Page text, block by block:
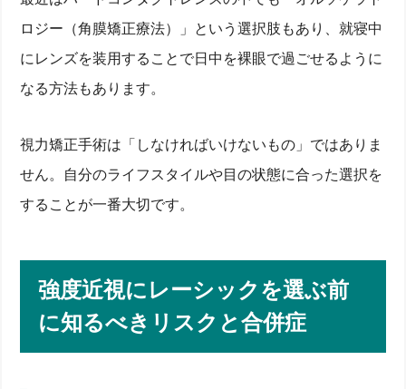
ロジー（角膜矯正療法）」という選択肢もあり、就寝中
にレンズを装用することで日中を裸眼で過ごせるように
なる方法もあります。
視力矯正手術は「しなければいけないもの」ではありま
せん。自分のライフスタイルや目の状態に合った選択を
することが一番大切です。
強度近視にレーシックを選ぶ前
に知るべきリスクと合併症
手術前検査から翌日診療までの流れ
眼科クリニックでの屈折／角膜厚み測定
眼内レンズ希望者に必要な追加検査
術後1週間〜安定するまでの診察・診療スケジュー
なかった人
国内症例データと患者インタビュー
失敗例から学ぶ医師・クリニック選び
軽度近視との結果比較と満足度
医療費控除や保険適用の条件
コンタクトレンズ使用と長期費用比較
まとめ｜レーシック度数限界を超えても視力を取り戻
すコツ